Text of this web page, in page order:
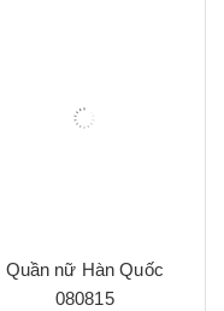
Quần nữ Hàn Quốc
080815